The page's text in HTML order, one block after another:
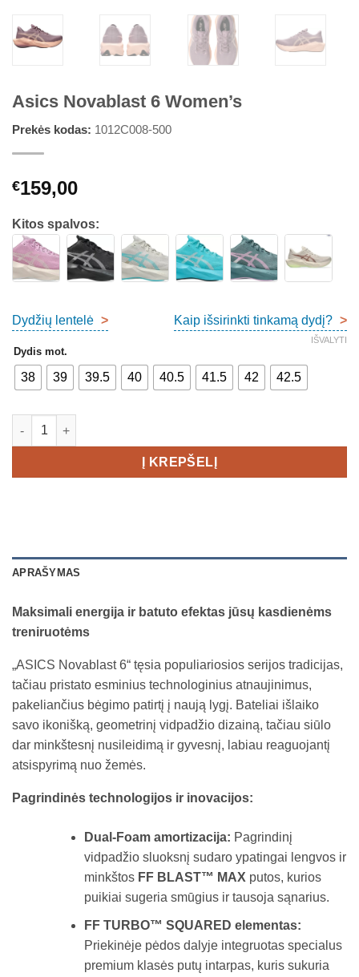
Asics Novablast 6 Women’s
Prekės kodas: 1012C008-500
€159,00
Kitos spalvos:
Dydžių lentelė > Kaip išsirinkti tinkamą dydį? >
Dydis mot.
38 39 39.5 40 40.5 41.5 42 42.5
IŠVALYTI
produkto kiekis: Asics Novablast 6 Women's
Į KREPŠELĮ
APRAŠYMAS
Maksimali energija ir batuto efektas jūsų kasdienėms
treniruotėms
„ASICS Novablast 6“ tęsia populiariosios serijos tradicijas,
tačiau pristato esminius technologinius atnaujinimus,
pakeliančius bėgimo patirtį į naują lygį. Bateliai išlaiko
savo ikonišką, geometrinį vidpadžio dizainą, tačiau siūlo
dar minkštesnį nusileidimą ir gyvesnį, labiau reaguojantį
atsispyrimą nuo žemės.
Pagrindinės technologijos ir inovacijos:
Dual-Foam amortizacija: Pagrindinį
vidpadžio sluoksnį sudaro ypatingai lengvos ir
minkštos FF BLAST™ MAX putos, kurios
puikiai sugeria smūgius ir tausoja sąnarius.
FF TURBO™ SQUARED elementas:
Priekinėje pėdos dalyje integruotas specialus
premium klasės putų intarpas, kuris sukuria